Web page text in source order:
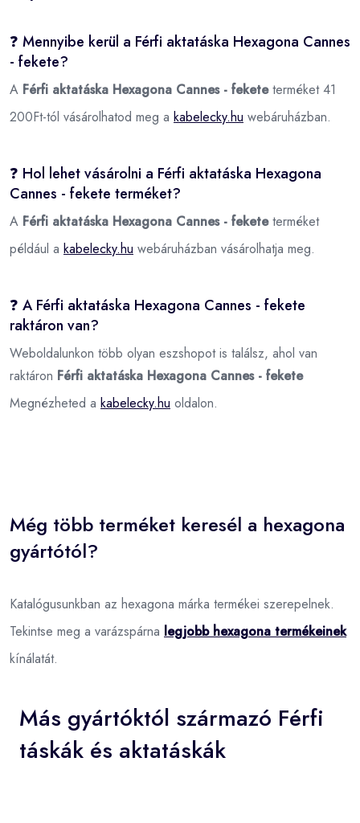
❓ Mennyibe kerül a Férfi aktatáska Hexagona Cannes
- fekete?
A Férfi aktatáska Hexagona Cannes - feketeterméket 41
200Ft-tól vásárolhatod meg a kabelecky.hu webáruházban.
❓ Hol lehet vásárolni a Férfi aktatáska Hexagona
Cannes - fekete terméket?
A Férfi aktatáska Hexagona Cannes - feketeterméket
például a kabelecky.hu webáruházban vásárolhatja meg.
❓ A Férfi aktatáska Hexagona Cannes - fekete
raktáron van?
Weboldalunkon több olyan eszshopot is találsz, ahol van
raktáron Férfi aktatáska Hexagona Cannes - fekete
Megnézheted a kabelecky.hu oldalon.
Még több terméket keresél a hexagona
gyártótól?
Katalógusunkban az hexagona márka termékei szerepelnek.
Tekintse meg a varázspárna legjobb hexagona termékeinek
kínálatát.
Más gyártóktól származó Férfi
táskák és aktatáskák